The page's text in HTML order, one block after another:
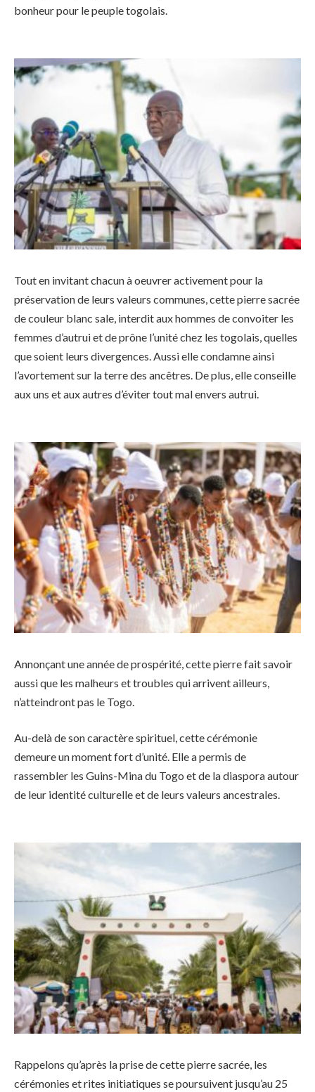
bonheur pour le peuple togolais.
Tout en invitant chacun à oeuvrer activement pour la
préservation de leurs valeurs communes, cette pierre sacrée
de couleur blanc sale, interdit aux hommes de convoiter les
femmes d’autrui et de prône l’unité chez les togolais, quelles
que soient leurs divergences. Aussi elle condamne ainsi
l’avortement sur la terre des ancêtres. De plus, elle conseille
aux uns et aux autres d’éviter tout mal envers autrui.
Annonçant une année de prospérité, cette pierre fait savoir
aussi que les malheurs et troubles qui arrivent ailleurs,
n’atteindront pas le Togo.
Au-delà de son caractère spirituel, cette cérémonie
demeure un moment fort d’unité. Elle a permis de
rassembler les Guins-Mina du Togo et de la diaspora autour
de leur identité culturelle et de leurs valeurs ancestrales.
Rappelons qu’après la prise de cette pierre sacrée, les
cérémonies et rites initiatiques se poursuivent jusqu’au 25